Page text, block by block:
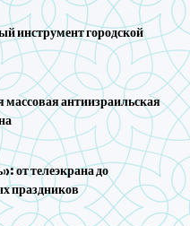
инструмент городской
антиизраильская
от телеэкрана до
праздников